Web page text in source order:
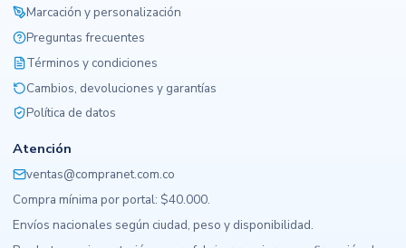
Marcación y personalización
Preguntas frecuentes
Términos y condiciones
Cambios, devoluciones y garantías
Política de datos
Atención
ventas@compranet.com.co
Compra mínima por portal: $40.000.
Envíos nacionales según ciudad, peso y disponibilidad.